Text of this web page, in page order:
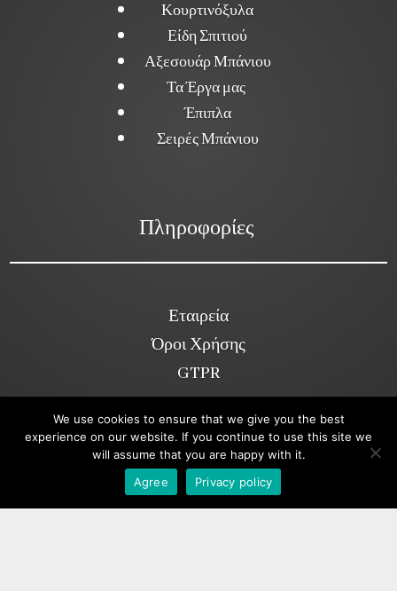
Κουρτινόξυλα
Είδη Σπιτιού
Αξεσουάρ Μπάνιου
Τα Έργα μας
Έπιπλα
Σειρές Μπάνιου
Πληροφορίες
Εταιρεία
Όροι Χρήσης
GTPR
Κοινωνικά Δίκτυα
We use cookies to ensure that we give you the best
experience on our website. If you continue to use this site we
will assume that you are happy with it.
Agree
Privacy policy
Viber